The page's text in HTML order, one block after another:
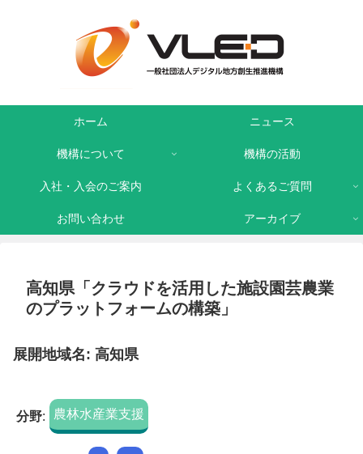
ホーム ニュース
機構について 機構の活動
入社・入会のご案内 よくあるご質問
お問い合わせ アーカイブ
高知県「クラウドを活用した施設園芸農業
のプラットフォームの構築」
展開地域名: 高知県
分野: 農林水産業支援